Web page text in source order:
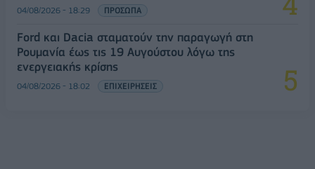
04/08/2026 - 18:29 ΠΡΟΣΩΠΑ
Ford και Dacia σταματούν την παραγωγή στη
Ρουμανία έως τις 19 Αυγούστου λόγω της
ενεργειακής κρίσης
04/08/2026 - 18:02 ΕΠΙΧΕΙΡΗΣΕΙΣ